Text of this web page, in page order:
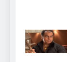
8